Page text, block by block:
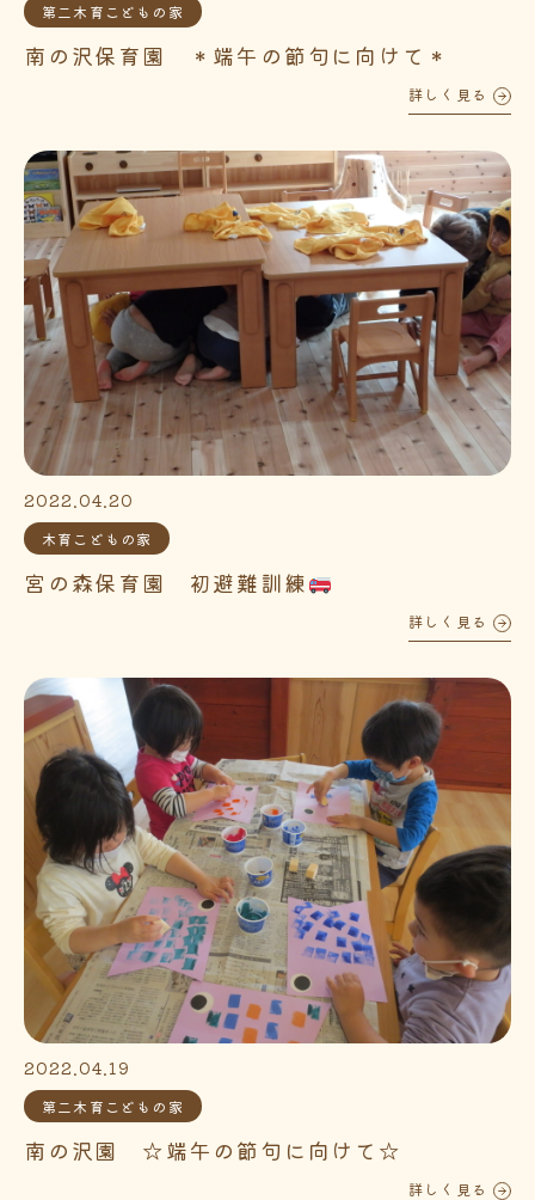
第二木育こどもの家
南の沢保育園 ＊端午の節句に向けて＊
詳しく見る
2022.04.20
木育こどもの家
宮の森保育園 初避難訓練
詳しく見る
2022.04.19
第二木育こどもの家
南の沢園 ☆端午の節句に向けて☆
詳しく見る